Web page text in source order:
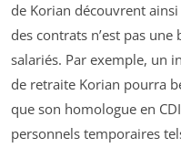
de Korian découvrent
des contrats n’est pas une
salariés. Par exemple, un
de retraite Korian pourra
que son homologue en
personnels temporaires